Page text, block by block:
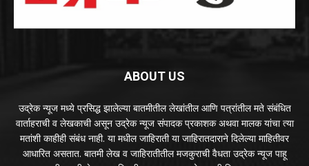
ABOUT US
उद्रेक न्यूज मध्ये प्रसिद्ध झालेल्या बातमीतील लेखांतील आणि पत्रांतील मते संबंधित
वार्ताहराची व लेखकाची असून उद्रेक न्यूज संपादक प्रकाशक अथवा मालक यांचा त्या
मतांशी काहीही संबंध नाही. या मधील जाहिराती या जाहिरातदाराने दिलेल्या माहितीवर
आधारित असतात. बातमी लेख व जाहिरातीतील मजकुराची वैधता उद्रेक न्यूज पाहू